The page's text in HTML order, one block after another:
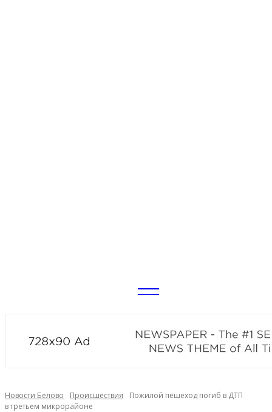
news
Новости Белово Происшествия
Пожилой пешеход погиб в ДТП
в третьем микрорайоне